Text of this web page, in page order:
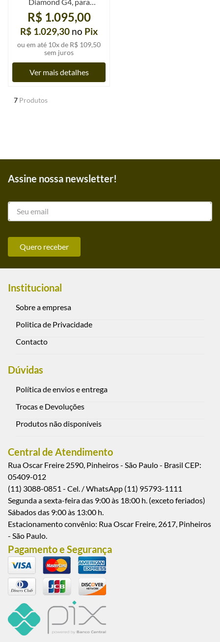
Diamond G4, para
raspagem de palhetas, un.
R$ 1.095,00
R$ 1.029,30 no Pix
ou em até 10x de R$ 109,50
sem juros
Ver mais detalhes
7 Produtos
Assine nossa newsletter!
Quero receber
Institucional
Sobre a empresa
Politica de Privacidade
Contacto
Dúvidas
Política de envios e entrega
Trocas e Devoluções
Produtos não disponíveis
Central de Atendimento
Rua Oscar Freire 2590, Pinheiros - São Paulo - Brasil CEP:
05409-012
(11) 3088-0851 - Cel. / WhatsApp (11) 95793-1111
Segunda a sexta-feira das 9:00 às 18:00 h. (exceto feriados)
Sábados das 9:00 às 13:00 h.
Estacionamento convênio: Rua Oscar Freire, 2617, Pinheiros
- São Paulo.
Pagamento e Segurança